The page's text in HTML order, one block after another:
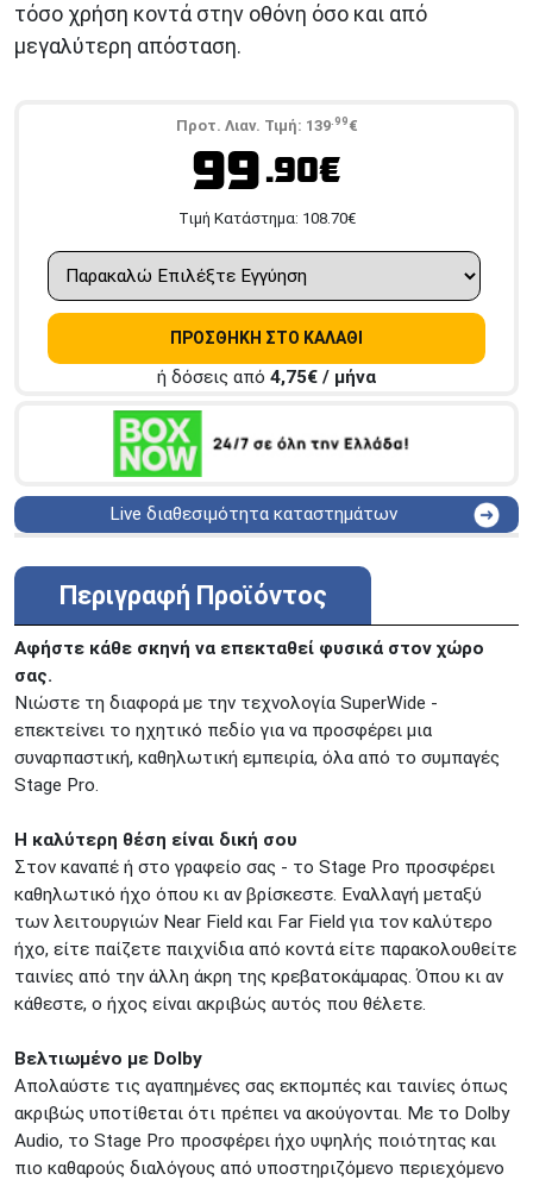
τόσο χρήση κοντά στην οθόνη όσο και από
μεγαλύτερη απόσταση.
Προτ. Λιαν. Τιμή: 139.99€
99.90€
Tιμή Κατάστημα: 108.70€
ΠΡΟΣΘΗΚΗ ΣΤΟ ΚΑΛΑΘΙ
ή δόσεις από 4,75€ / μήνα
Live διαθεσιμότητα καταστημάτων
ΑΘΗΝΑ
Στουρνάρη 27
ΠΕΡΙΣΤΕΡΙ
ΠΕΙΡΑΙΑΣ
Μαυρομιχάλη 1 και Ακτή
ΜΕΤΑΜΟΡΦΩΣΗ
Τατοϊόυ 117
ΓΛΥΦΑΔΑ
A. Παπανδρέου 4
ΚΟΛΩΝΟΣ
Πτολεμαίου Κλαύδιου 8
ΚΕΝΤΡΙΚΕΣ ΑΠΟΘΗΚΕΣ
ΘΕΣΣΑΛΟΝΙΚΗ
Πολυτεχνείου
Προσοχή! Η Διαθεσιμότητα μεταβάλλεται συνεχώς
Διαβάστε εδώ
Περιγραφή Προϊόντος
Αφήστε κάθε σκηνή να επεκταθεί φυσικά στον χώρο
σας.
Νιώστε τη διαφορά με την τεχνολογία SuperWide -
επεκτείνει το ηχητικό πεδίο για να προσφέρει μια
συναρπαστική, καθηλωτική εμπειρία, όλα από το συμπαγές
Stage Pro.
Η καλύτερη θέση είναι δική σου
Στον καναπέ ή στο γραφείο σας - το Stage Pro προσφέρει
καθηλωτικό ήχο όπου κι αν βρίσκεστε. Εναλλαγή μεταξύ
των λειτουργιών Near Field και Far Field για τον καλύτερο
ήχο, είτε παίζετε παιχνίδια από κοντά είτε παρακολουθείτε
ταινίες από την άλλη άκρη της κρεβατοκάμαρας. Όπου κι αν
κάθεστε, ο ήχος είναι ακριβώς αυτός που θέλετε.
Βελτιωμένο με Dolby
Απολαύστε τις αγαπημένες σας εκπομπές και ταινίες όπως
ακριβώς υποτίθεται ότι πρέπει να ακούγονται. Με το Dolby
Audio, το Stage Pro προσφέρει ήχο υψηλής ποιότητας και
πιο καθαρούς διαλόγους από υποστηριζόμενο περιεχόμενο